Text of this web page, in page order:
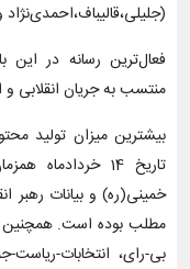
فعال‌ترین رسانه در این
منتسب به جریان انقلابی و ارزشی با
بیشترین میزان تولید
تاریخ 14
مطلب بوده است. همچنین
بی-رای، انتخابات-